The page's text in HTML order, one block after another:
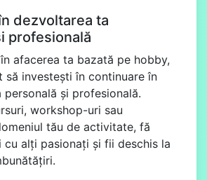
dezvoltarea ta
profesională
afacerea ta bazată pe hobby,
să investești în continuare în
și profesională.
workshop-uri sau
tău de activitate, fă
cu alți pasionați și fii deschis la